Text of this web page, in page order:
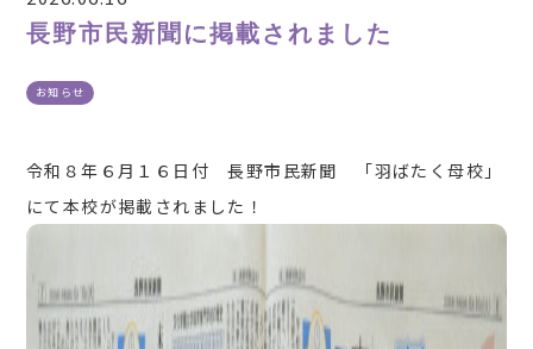
長野市民新聞に掲載されました
お知らせ
令和８年６月１６日付 長野市民新聞 「羽ばたく母校」
にて本校が掲載されました！